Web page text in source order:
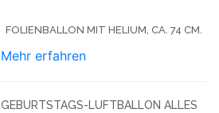
FOLIENBALLON MIT HELIUM, CA. 74 CM.
Mehr erfahren
GEBURTSTAGS-LUFTBALLON ALLES